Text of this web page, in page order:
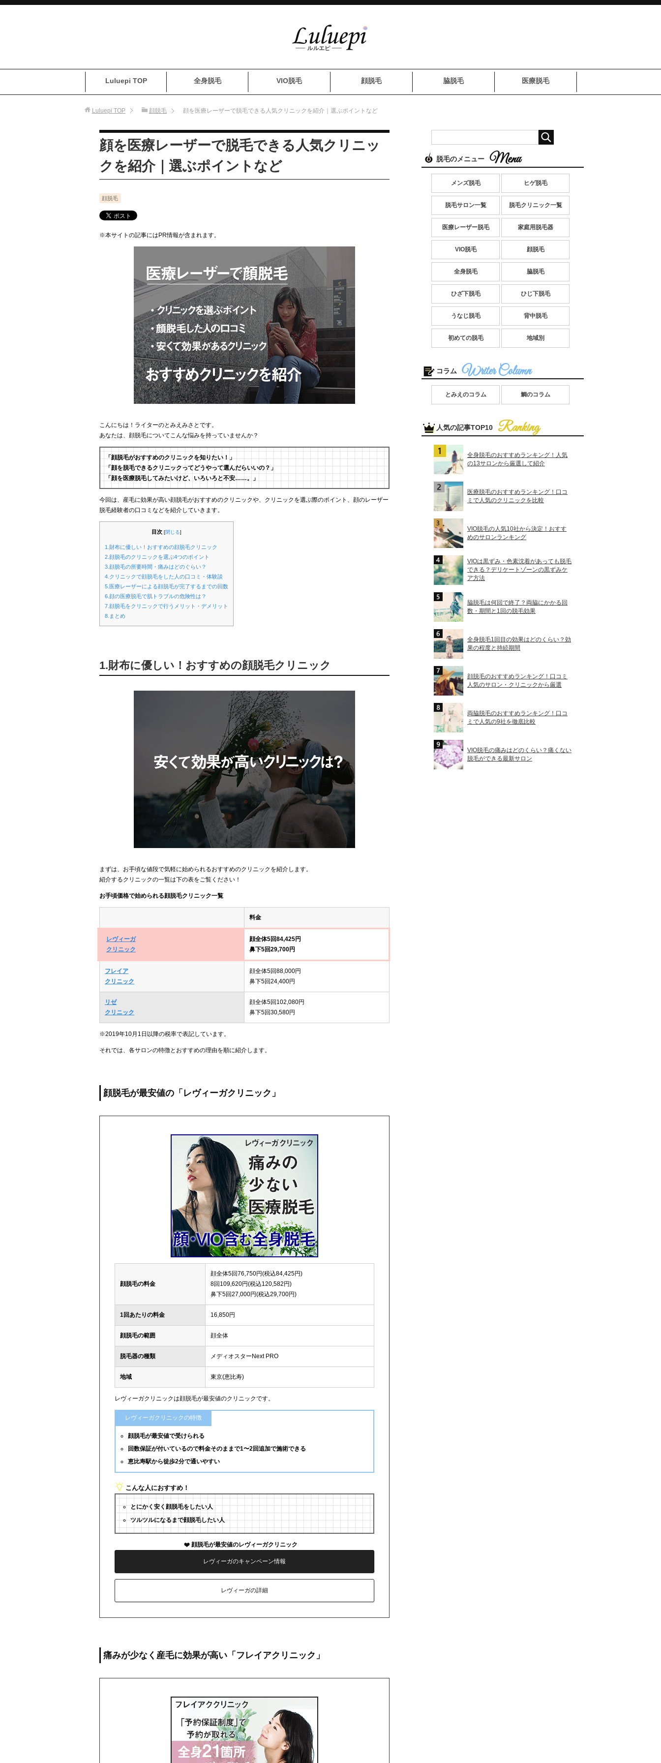
Luluepi TOP 全身脱毛 VIO脱毛 顔脱毛 脇脱毛 医療脱毛
Luluepi TOP 顔脱毛 顔を医療レーザーで脱毛できる人気クリニックを紹介｜選ぶポイントなど
顔を医療レーザーで脱毛できる人気クリニッ
クを紹介｜選ぶポイントなど
顔脱毛
※本サイトの記事にはPR情報が含まれます。
こんにちは！ライターのとみえみさとです。
あなたは、顔脱毛についてこんな悩みを持っていませんか？
「顔脱毛がおすすめのクリニックを知りたい！」
「顔を脱毛できるクリニックってどうやって選んだらいいの？」
「顔を医療脱毛してみたいけど、いろいろと不安……。」
今回は、産毛に効果が高い顔脱毛がおすすめのクリニックや、クリニックを選ぶ際のポイント、顔のレーザー
脱毛経験者の口コミなどを紹介していきます。
目次 [閉じる]
1.財布に優しい！おすすめの顔脱毛クリニック
2.顔脱毛のクリニックを選ぶ4つのポイント
3.顔脱毛の所要時間・痛みはどのぐらい？
4.クリニックで顔脱毛をした人の口コミ・体験談
5.医療レーザーによる顔脱毛が完了するまでの回数
6.顔の医療脱毛で肌トラブルの危険性は？
7.顔脱毛をクリニックで行うメリット・デメリット
8.まとめ
1.財布に優しい！おすすめの顔脱毛クリニック
まずは、お手頃な値段で気軽に始められるおすすめのクリニックを紹介します。
紹介するクリニックの一覧は下の表をご覧ください！
お手頃価格で始められる顔脱毛クリニック一覧
料金
レヴィーガ
クリニック
顔全体5回84,425円
鼻下5回29,700円
フレイア
クリニック
顔全体5回88,000円
鼻下5回24,400円
リゼ
クリニック
顔全体5回102,080円
鼻下5回30,580円
※2019年10月1日以降の税率で表記しています。
それでは、各サロンの特徴とおすすめの理由を順に紹介します。
顔脱毛が最安値の「レヴィーガクリニック」
顔脱毛の料金
顔全体5回76,750円(税込84,425円)
8回109,620円(税込120,582円)
鼻下5回27,000円(税込29,700円)
1回あたりの料金 16,850円
顔脱毛の範囲 顔全体
脱毛器の種類 メディオスターNext PRO
地域 東京(恵比寿)
レヴィーガクリニックは顔脱毛が最安値のクリニックです。
レヴィーガクリニックの特徴
顔脱毛が最安値で受けられる
回数保証が付いているので料金そのままで1〜2回追加で施術できる
恵比寿駅から徒歩2分で通いやすい
こんな人におすすめ！
とにかく安く顔脱毛をしたい人
ツルツルになるまで顔脱毛したい人
顔脱毛が最安値のレヴィーガクリニック
レヴィーガのキャンペーン情報
レヴィーガの詳細
痛みが少なく産毛に効果が高い「フレイアクリニック」
脱毛のメニュー
メンズ脱毛 ヒゲ脱毛
脱毛サロン一覧 脱毛クリニック一覧
医療レーザー脱毛 家庭用脱毛器
VIO脱毛 顔脱毛
全身脱毛 脇脱毛
ひざ下脱毛 ひじ下脱毛
うなじ脱毛 背中脱毛
初めての脱毛 地域別
コラム
とみえのコラム 鯛のコラム
人気の記事TOP10
全身脱毛のおすすめランキング！人気
の13サロンから厳選して紹介
医療脱毛のおすすめランキング！口コ
ミで人気のクリニックを比較
VIO脱毛の人気10社から決定！おすす
めのサロンランキング
VIOは黒ずみ・色素沈着があっても脱毛
できる？デリケートゾーンの黒ずみケ
ア方法
脇脱毛は何回で終了？両脇にかかる回
数・期間と1回の脱毛効果
全身脱毛1回目の効果はどのくらい？効
果の程度と持続期間
顔脱毛のおすすめランキング！口コミ
人気のサロン・クリニックから厳選
両脇脱毛のおすすめランキング！口コ
ミで人気の9社を徹底比較
VIO脱毛の痛みはどのくらい？痛くない
脱毛ができる最新サロン